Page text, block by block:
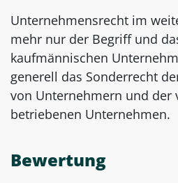
Unternehmensrecht im
mehr nur der Begriff und
kaufmännischen
generell das Sonderrecht
von Unternehmern und der
betriebenen Unternehmen.
Bewertung